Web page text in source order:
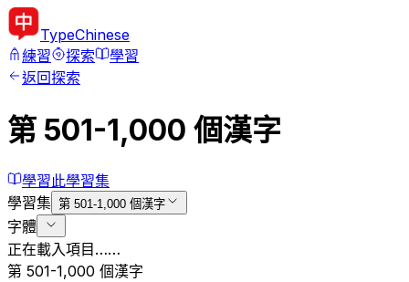
TypeChinese
練習
探索
學習
返回探索
第 501-1,000 個漢字
學習此學習集
學習集 第 501-1,000 個漢字
字體
正在載入項目……
第 501-1,000 個漢字